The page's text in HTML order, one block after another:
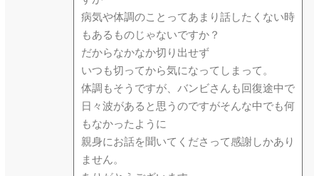
病気や体調のことってあまり話したくない時
もあるものじゃないですか？
だからなかなか切り出せず
いつも切ってから気になってしまって。
体調もそうですが、バンビさんも回復途中で
日々波があると思うのですがそんな中でも何
もなかったように
親身にお話を聞いてくださって感謝しかあり
ません。